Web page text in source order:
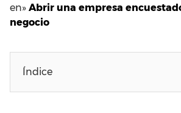
en» Abrir una empresa
negocio
Índice